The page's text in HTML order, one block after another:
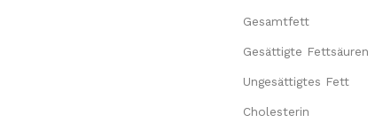
Gesamtfett
Gesättigte Fettsäuren
Ungesättigtes Fett
Cholesterin